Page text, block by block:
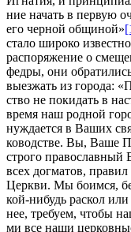
ние на­чать в первую
его чер­ной об­щи­ной»
ста­ло ши­ро­ко
рас­по­ря­же­ние о
фед­ры, они
вы­ез­жать из го­ро­да:
ство не по­ки­дать в
вре­мя наш род­ной
нуж­да­ет­ся в Ва­ших
ко­вод­стве. Вы, Ва­ше
стро­го пра­во­слав­ный
всех дог­ма­тов,
Церк­ви. Мы бо­им­ся,
кой-ни­будь рас­кол
нее, тре­бу­ем, чтобы
ми все на­ши